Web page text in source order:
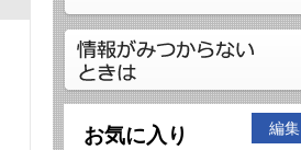
お気に入り 編集